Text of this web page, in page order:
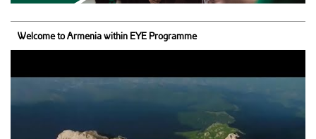
Welcome to Armenia within EYE Programme